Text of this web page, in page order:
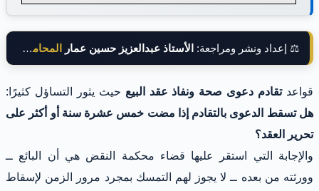
⚖️ إعداد ونشر ومراجعة: الأستاذ عبدالعزيز حسين عمار المحامي بالنقض
قواعدتقادم دعوى صحة ونفاذ عقد البيع حيث يثور التساؤل كثيرًا:
هل تسقط الدعوى بالتقادم إذا مضت خمس عشرة سنة أو أكثر على
تحرير العقد؟
والإجابة التي استقر عليها قضاء محكمة النقض هي أن البائع ــ
وورثته من بعده ــ لا يجوز لهم التمسك بمجرد مرور الزمن لإسقاط